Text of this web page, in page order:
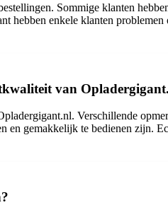
Sommige klanten
hebben enkele klanten
van
Verschillende
gemakkelijk te bedienen zijn.